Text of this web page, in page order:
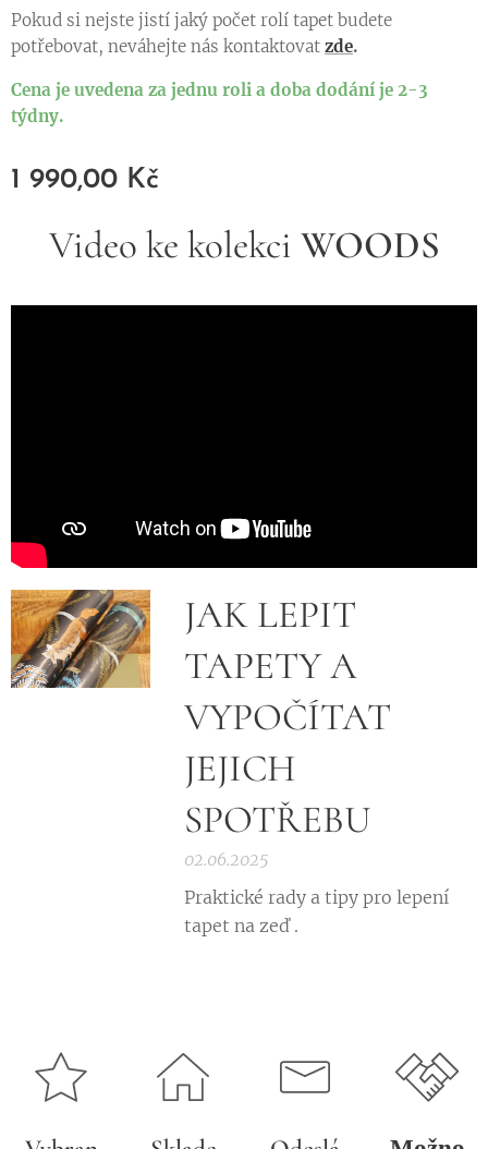
Pokud si nejste jistí jaký počet rolí tapet budete
potřebovat, neváhejte nás kontaktovat zde.
Cena je uvedena za jednu roli a doba dodání je 2-3
týdny.
1 990,00 Kč
Video ke kolekci WOODS
JAK LEPIT
TAPETY A
VYPOČÍTAT
JEJICH
SPOTŘEBU
02.06.2025
Praktické rady a tipy pro lepení
tapet na zeď .